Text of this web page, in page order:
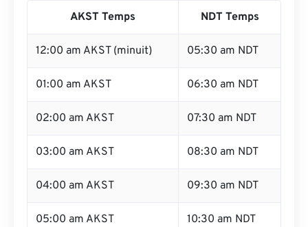
AKST Temps NDT Temps
12:00 am AKST (minuit) 05:30 am NDT
01:00 am AKST 06:30 am NDT
02:00 am AKST 07:30 am NDT
03:00 am AKST 08:30 am NDT
04:00 am AKST 09:30 am NDT
05:00 am AKST 10:30 am NDT